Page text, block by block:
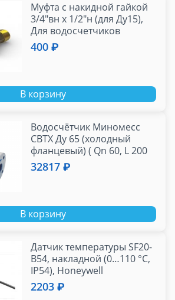
Муфта с накидной гайкой
3/4"вн х 1/2"н (для Ду15),
Для водосчетчиков
"ITELMA" L-80мм (комплект)
400 ₽
В корзину
Водосчётчик Mиномесс
СВТХ Ду 65 (холодный
фланцевый) ( Qn 60, L 200
mm, класс В, IP68)
32817 ₽
В корзину
Датчик температуры SF20-
B54, накладной (0…110 °C,
IP54), Honeywell
2203 ₽